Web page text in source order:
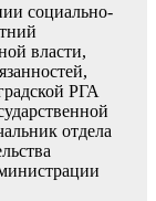
социально-
власти,
РГА
отдела